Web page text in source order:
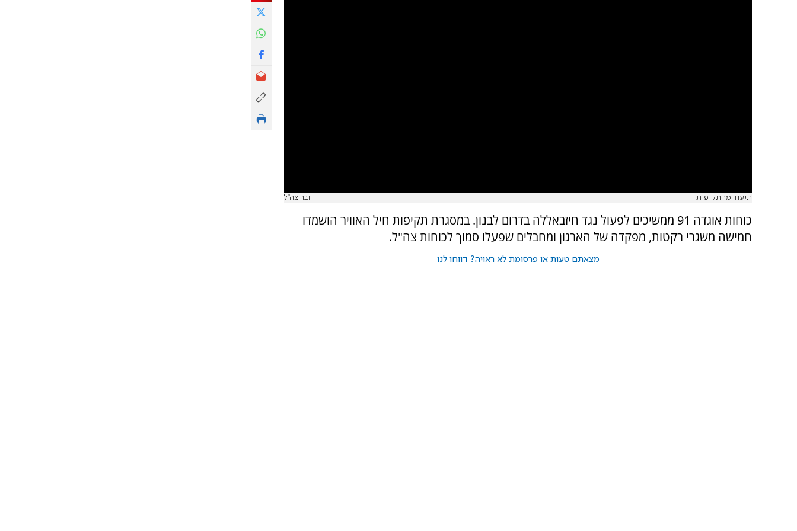
תיעוד מהתקיפות דובר צה"ל
כוחות אוגדה 91 ממשיכים לפעול נגד חיזבאללה בדרום לבנון. במסגרת תקיפות חיל האוויר הושמדו
חמישה משגרי רקטות, מפקדה של הארגון ומחבלים שפעלו סמוך לכוחות צה"ל.
מצאתם טעות או פרסומת לא ראויה? דווחו לנו